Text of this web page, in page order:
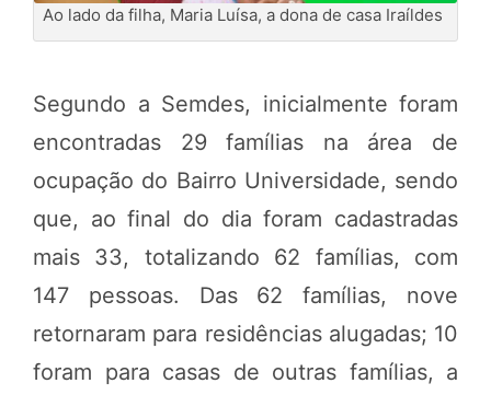
Ao lado da filha, Maria Luísa, a dona de casa Iraíldes
Segundo a Semdes, inicialmente foram
encontradas 29 famílias na área de
ocupação do Bairro Universidade, sendo
que, ao final do dia foram cadastradas
mais 33, totalizando 62 famílias, com
147 pessoas. Das 62 famílias, nove
retornaram para residências alugadas; 10
foram para casas de outras famílias, a